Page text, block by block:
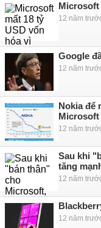
Microsoft
12 năm
Google
12 năm
Nokia để
Microsoft
12 năm
Sau khi
tăng
12 năm
12 năm